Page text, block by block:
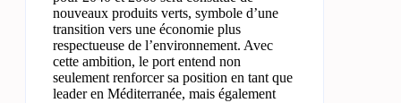
nouveaux produits verts, symbole d’une
transition vers une économie plus
respectueuse de l’environnement. Avec
cette ambition, le port entend non
seulement renforcer sa position en tant que
leader en Méditerranée, mais également